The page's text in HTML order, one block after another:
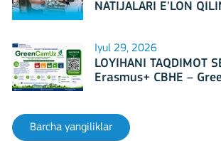
NATIJALARI E'LON
Iyul 29, 2026
LOYIHANI TAQDIMOT
Erasmus+ CBHE –
Barcha yangiliklar